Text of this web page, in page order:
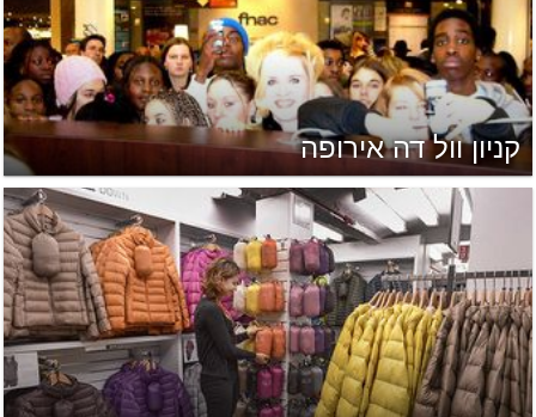
קניון וול דה אירופה